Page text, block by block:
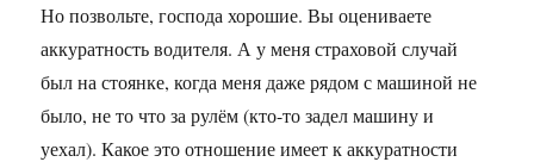
Но позвольте, господа хорошие. Вы оцениваете
аккуратность водителя. А у меня страховой случай
был на стоянке, когда меня даже рядом с машиной не
было, не то что за рулём (кто-то задел машину и
уехал). Какое это отношение имеет к аккуратности